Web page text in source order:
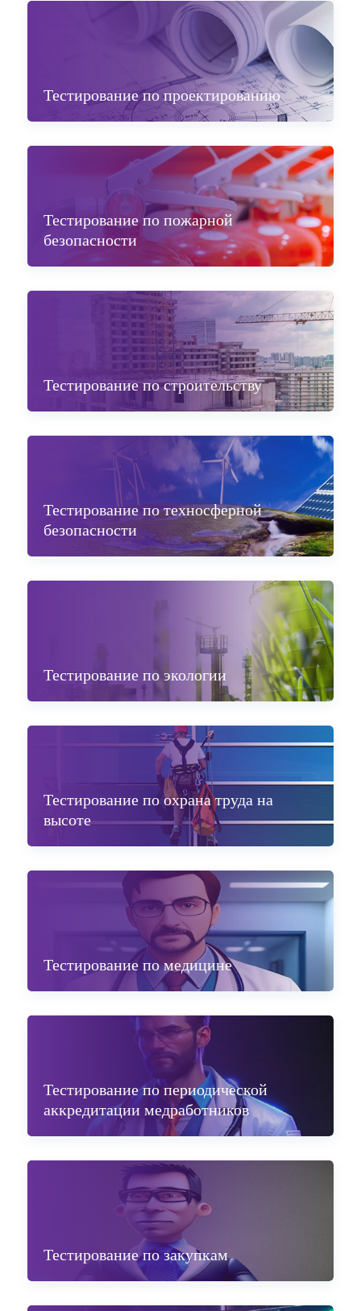
Тестирование по проектированию
Тестирование по пожарной
безопасности
Тестирование по строительству
Тестирование по техносферной
безопасности
Тестирование по экологии
Тестирование по охрана труда на
высоте
Тестирование по медицине
Тестирование по периодической
аккредитации медработников
Тестирование по закупкам